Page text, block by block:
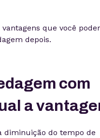
que você
depois.
com
a
diminuição do tempo de